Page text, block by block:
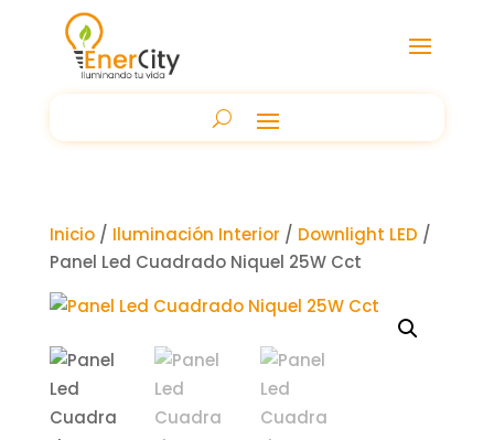
Inicio/ Iluminación Interior / Downlight LED /
Panel Led Cuadrado Niquel 25W Cct